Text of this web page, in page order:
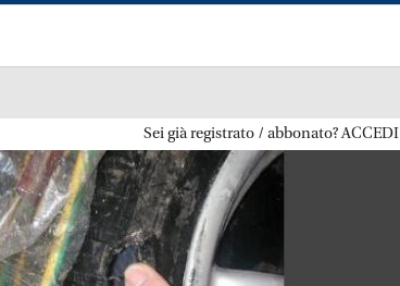
Sei già registrato / abbonato? ACCEDI